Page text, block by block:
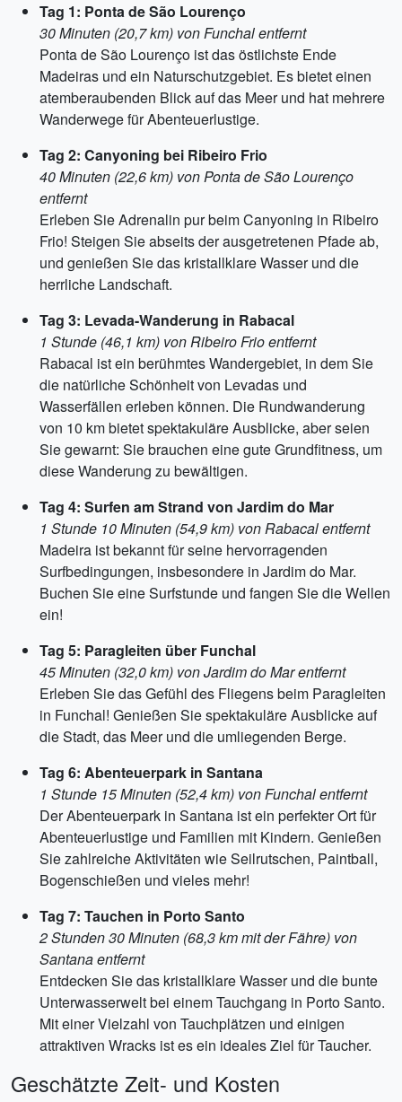
Tag 1: Ponta de São Lourenço
30 Minuten (20,7 km) von Funchal entfernt
Ponta de São Lourenço ist das östlichste Ende
Madeiras und ein Naturschutzgebiet. Es bietet einen
atemberaubenden Blick auf das Meer und hat mehrere
Wanderwege für Abenteuerlustige.
Tag 2: Canyoning bei Ribeiro Frio
40 Minuten (22,6 km) von Ponta de São Lourenço
entfernt
Erleben Sie Adrenalin pur beim Canyoning in Ribeiro
Frio! Steigen Sie abseits der ausgetretenen Pfade ab,
und genießen Sie das kristallklare Wasser und die
herrliche Landschaft.
Tag 3: Levada-Wanderung in Rabacal
1 Stunde (46,1 km) von Ribeiro Frio entfernt
Rabacal ist ein berühmtes Wandergebiet, in dem Sie
die natürliche Schönheit von Levadas und
Wasserfällen erleben können. Die Rundwanderung
von 10 km bietet spektakuläre Ausblicke, aber seien
Sie gewarnt: Sie brauchen eine gute Grundfitness, um
diese Wanderung zu bewältigen.
Tag 4: Surfen am Strand von Jardim do Mar
1 Stunde 10 Minuten (54,9 km) von Rabacal entfernt
Madeira ist bekannt für seine hervorragenden
Surfbedingungen, insbesondere in Jardim do Mar.
Buchen Sie eine Surfstunde und fangen Sie die Wellen
ein!
Tag 5: Paragleiten über Funchal
45 Minuten (32,0 km) von Jardim do Mar entfernt
Erleben Sie das Gefühl des Fliegens beim Paragleiten
in Funchal! Genießen Sie spektakuläre Ausblicke auf
die Stadt, das Meer und die umliegenden Berge.
Tag 6: Abenteuerpark in Santana
1 Stunde 15 Minuten (52,4 km) von Funchal entfernt
Der Abenteuerpark in Santana ist ein perfekter Ort für
Abenteuerlustige und Familien mit Kindern. Genießen
Sie zahlreiche Aktivitäten wie Seilrutschen, Paintball,
Bogenschießen und vieles mehr!
Tag 7: Tauchen in Porto Santo
2 Stunden 30 Minuten (68,3 km mit der Fähre) von
Santana entfernt
Entdecken Sie das kristallklare Wasser und die bunte
Unterwasserwelt bei einem Tauchgang in Porto Santo.
Mit einer Vielzahl von Tauchplätzen und einigen
attraktiven Wracks ist es ein ideales Ziel für Taucher.
Geschätzte Zeit- und Kosten